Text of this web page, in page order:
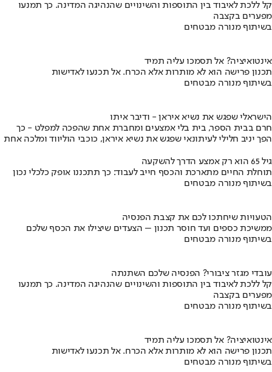
קל ללכת לאיבוד בין התוספות והשינויים שהנהיגה המדינה. כך תמנעו
מפערים בקצבה
בשיתוף מנורה מבטחים
אינטואיציה? אל תסמכו עליה תמיד
תכנון פרישה הוא לא מותרות אלא הכרח. אל תכנעו לאדישות
בשיתוף מנורה מבטחים
הישראלי שפגש את נשיא איראן - ודיבר איתו
חרם בבית הספר, בית בלי אמצעים ומחברת אחת שהפכה למפלט - כך
הפך יניב חלילי לעיתונאי שפגש את נשיא איראן, כוכבי הוליווד ומלכה אחת
גיל 65 הוא רק אמצע הדרך להשקעה
תוחלת החיים מתארכת והכסף חייב לעבוד: כך תתכננו אופק כלכלי נכון
בשיתוף מנורה מבטחים
הטעויות שיחתכו לכם את קצבת הפנסיה
ממשיכת כספים ועד חוסר תכנון – הצעדים שיצילו את הכסף שלכם
בשיתוף מנורה מבטחים
עובדי מגזר ציבורי? הפנסיה שלכם השתנתה
קל ללכת לאיבוד בין התוספות והשינויים שהנהיגה המדינה. כך תמנעו
מפערים בקצבה
בשיתוף מנורה מבטחים
אינטואיציה? אל תסמכו עליה תמיד
תכנון פרישה הוא לא מותרות אלא הכרח. אל תכנעו לאדישות
בשיתוף מנורה מבטחים